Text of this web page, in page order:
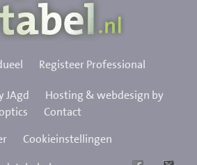
Registeer Professional
JAgd
Hosting & webdesign by
Contact
Cookieinstellingen